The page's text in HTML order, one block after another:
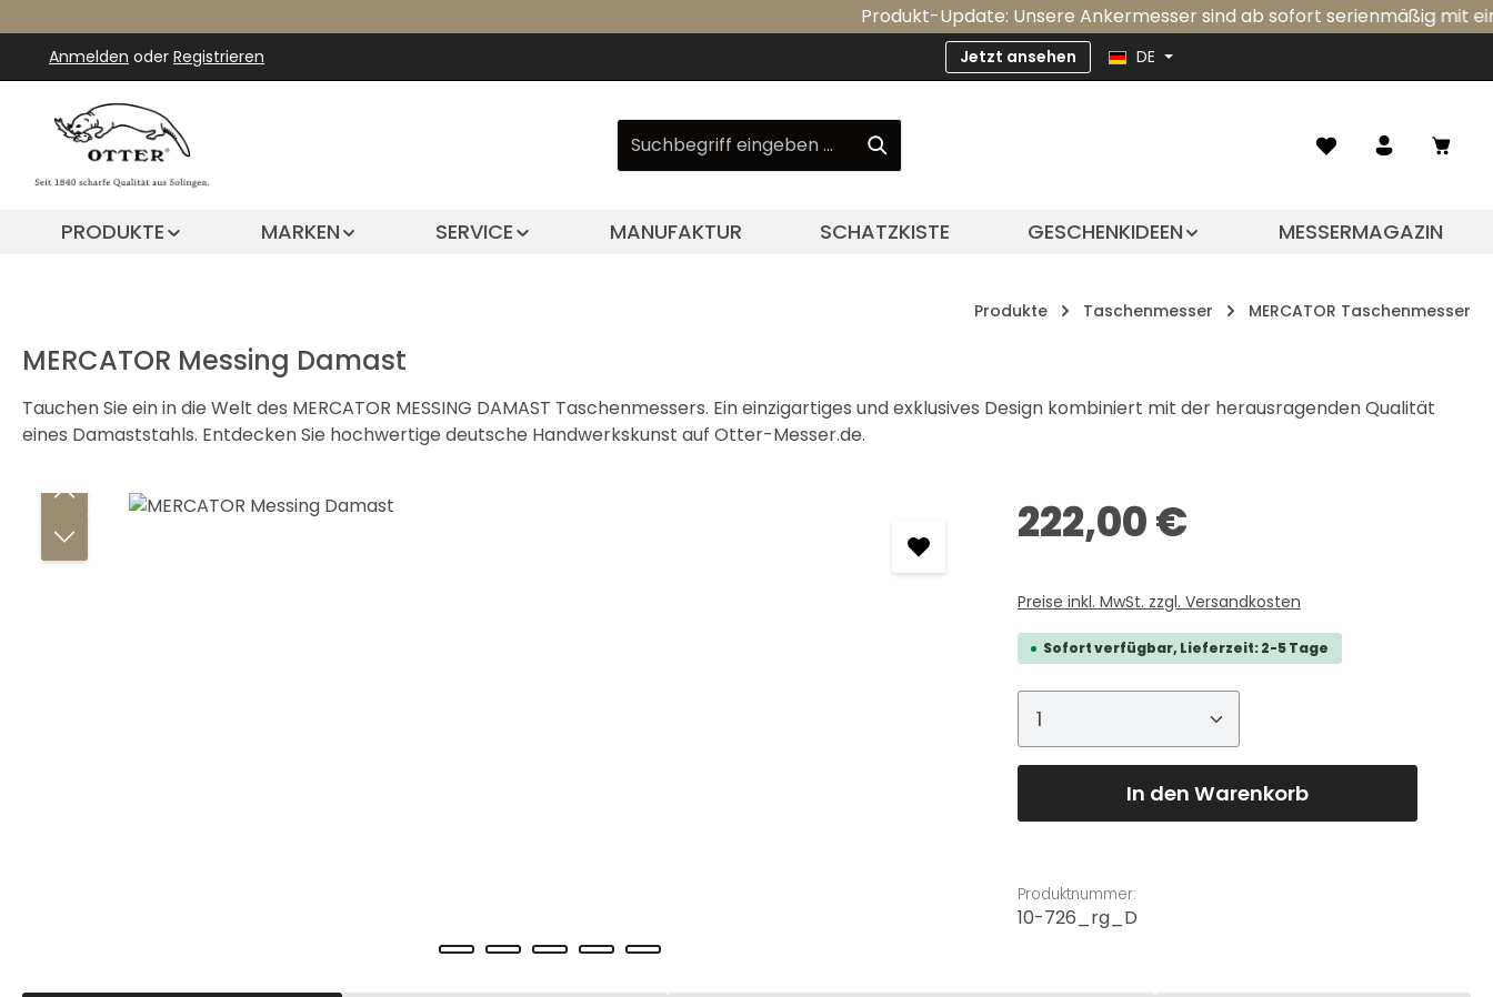
Produkt-Update: Unsere Ankermesser sind ab sofort serienmäßig mit einer
Anmelden oder Registrieren Jetzt ansehen DE
PRODUKTE MARKEN SERVICE MANUFAKTUR SCHATZKISTE GESCHENKIDEEN MESSERMAGAZIN
Produkte Taschenmesser MERCATOR Taschenmesser
MERCATOR Messing Damast
Tauchen Sie ein in die Welt des MERCATOR MESSING DAMAST Taschenmessers. Ein einzigartiges und exklusives Design kombiniert mit der herausragenden Qualität
eines Damaststahls. Entdecken Sie hochwertige deutsche Handwerkskunst auf Otter-Messer.de.
Bildergalerie überspringen Regulärer Preis:
222,00 €
Preise inkl. MwSt. zzgl. Versandkosten
Sofort verfügbar, Lieferzeit: 2-5 Tage
Produkt Anzahl: Gib den
In den Warenkorb
Produktnummer:
10-726_rg_D